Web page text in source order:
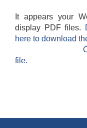
It appears your
display PDF files.
here to download
file.